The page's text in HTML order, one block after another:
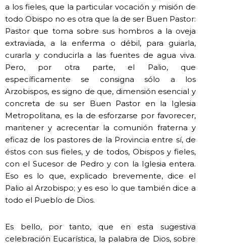
a los fieles, que la particular vocación y misión de
todo Obispo no es otra que la de ser Buen Pastor:
Pastor que toma sobre sus hombros a la oveja
extraviada, a la enferma o débil, para guiarla,
curarla y conducirla a las fuentes de agua viva.
Pero, por otra parte, el Palio, que
específicamente se consigna sólo a los
Arzobispos, es signo de que, dimensión esencial y
concreta de su ser Buen Pastor en la Iglesia
Metropolitana, es la de esforzarse por favorecer,
mantener y acrecentar la comunión fraterna y
eficaz de los pastores de la Provincia entre sí, de
éstos con sus fieles, y de todos, Obispos y fieles,
con el Sucesor de Pedro y con la Iglesia entera.
Eso es lo que, explicado brevemente, dice el
Palio al Arzobispo; y es eso lo que también dice a
todo el Pueblo de Dios.
Es bello, por tanto, que en esta sugestiva
celebración Eucarística, la palabra de Dios, sobre